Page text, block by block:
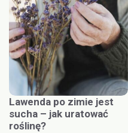
Lawenda po zimie jest
sucha – jak uratować
roślinę?